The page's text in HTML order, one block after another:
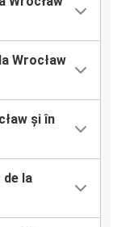
Wrocław
și în
la